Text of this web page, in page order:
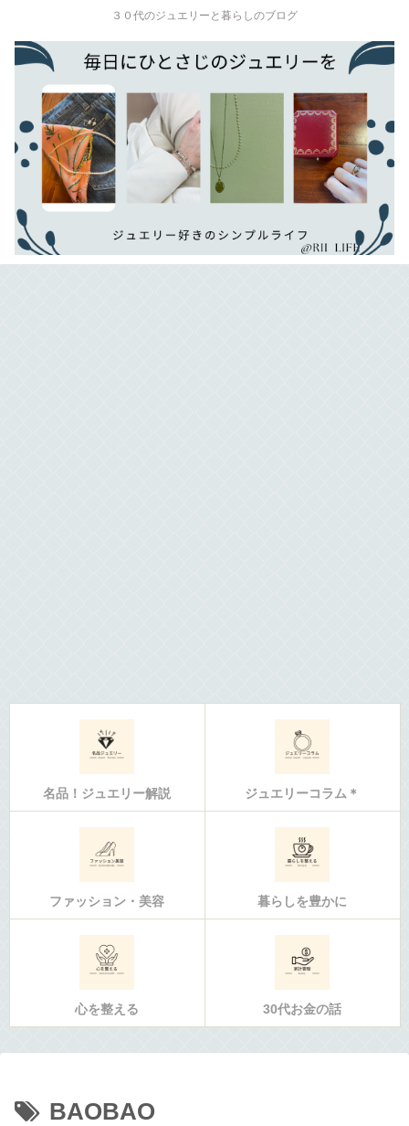
３０代のジュエリーと暮らしのブログ
名品！ジュエリー解説 ジュエリーコラム＊
ファッション・美容 暮らしを豊かに
心を整える 30代お金の話
BAOBAO